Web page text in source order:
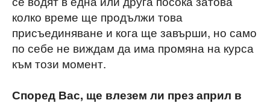
колко време ще продължи това
присъединяване и кога ще завърши, но само
по себе не виждам да има промяна на курса
към този момент.
Според Вас, ще влезем ли през април в